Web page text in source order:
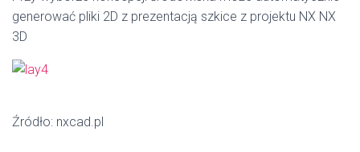
generować pliki 2D z prezentacją szkice z projektu NX NX
3D
Źródło: nxcad.pl